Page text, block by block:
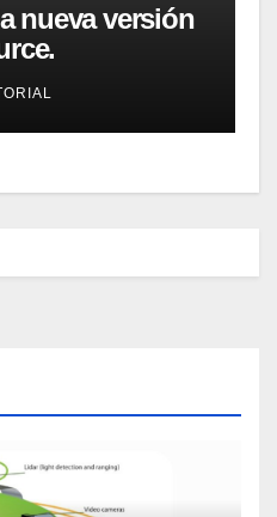
nueva versión
Webinar